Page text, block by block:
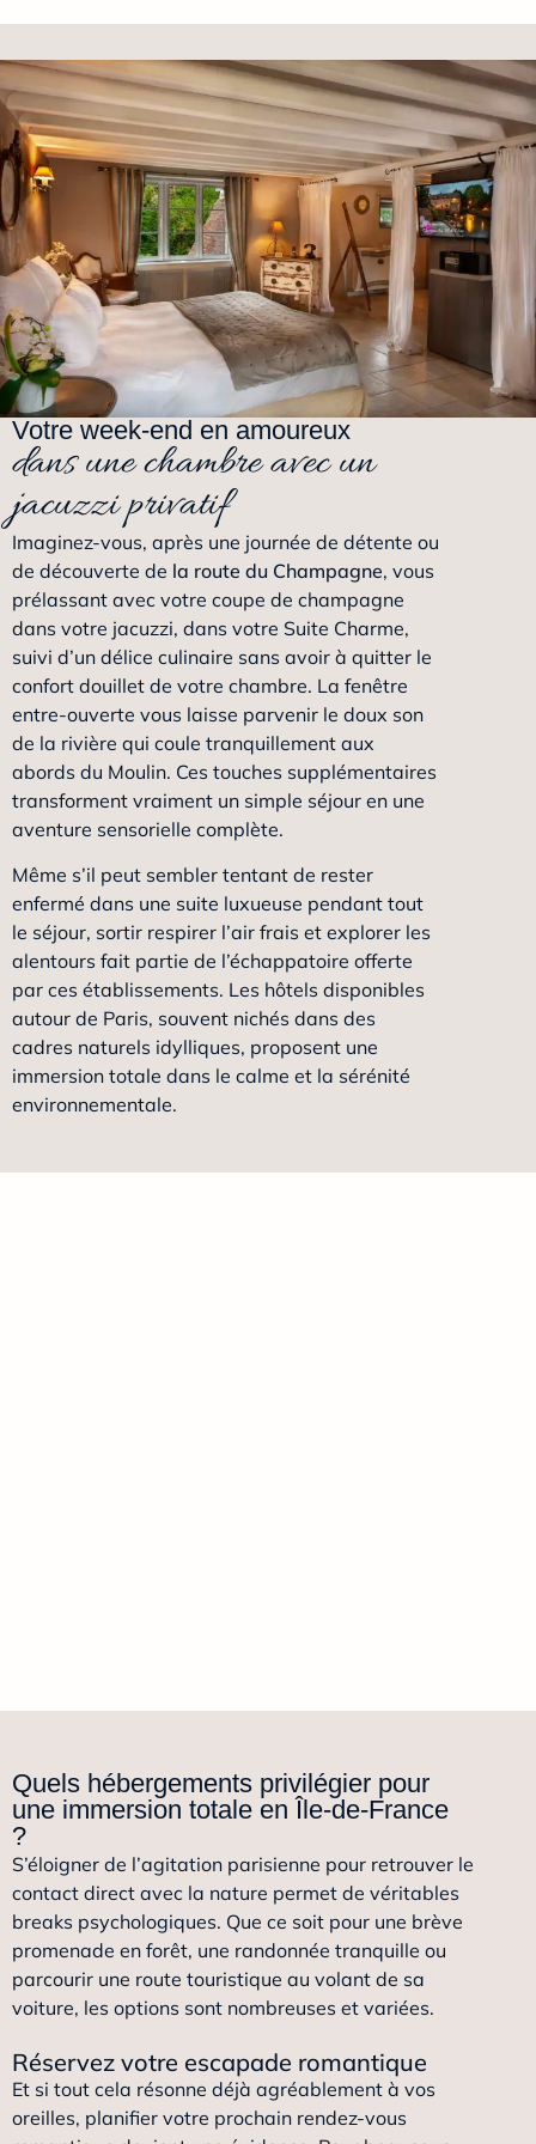
Votre week-end en amoureux
dans une chambre avec un
jacuzzi privatif
Imaginez-vous, après une journée de détente ou
de découverte de la route du Champagne, vous
prélassant avec votre coupe de champagne
dans votre jacuzzi, dans votre Suite Charme,
suivi d’un délice culinaire sans avoir à quitter le
confort douillet de votre chambre. La fenêtre
entre-ouverte vous laisse parvenir le doux son
de la rivière qui coule tranquillement aux
abords du Moulin. Ces touches supplémentaires
transforment vraiment un simple séjour en une
aventure sensorielle complète.
Même s’il peut sembler tentant de rester
enfermé dans une suite luxueuse pendant tout
le séjour, sortir respirer l’air frais et explorer les
alentours fait partie de l’échappatoire offerte
par ces établissements. Les hôtels disponibles
autour de Paris, souvent nichés dans des
cadres naturels idylliques, proposent une
immersion totale dans le calme et la sérénité
environnementale.
Quels hébergements privilégier pour
une immersion totale en Île-de-France
?
S’éloigner de l’agitation parisienne pour retrouver le
contact direct avec la nature permet de véritables
breaks psychologiques. Que ce soit pour une brève
promenade en forêt, une randonnée tranquille ou
parcourir une route touristique au volant de sa
voiture, les options sont nombreuses et variées.
Réservez votre escapade romantique
Et si tout cela résonne déjà agréablement à vos
oreilles, planifier votre prochain rendez-vous